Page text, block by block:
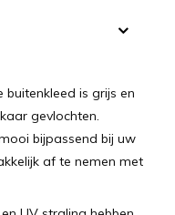
is grijs en
gevlochten.
bijpassend bij uw
af te nemen met